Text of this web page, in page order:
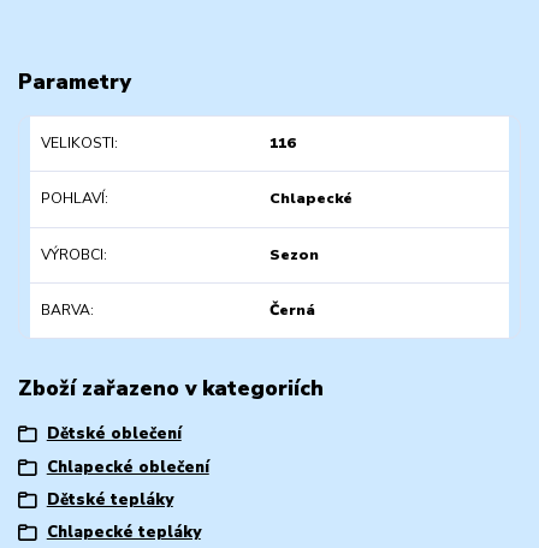
Parametry
VELIKOSTI 116
POHLAVÍ Chlapecké
VÝROBCI Sezon
BARVA Černá
Zboží zařazeno v kategoriích
Dětské oblečení
Chlapecké oblečení
Dětské tepláky
Chlapecké tepláky